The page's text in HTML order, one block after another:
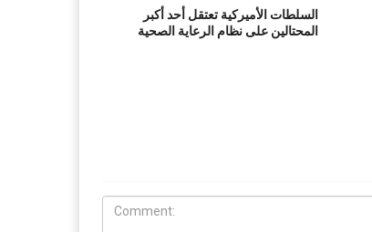
السلطات الأميركية تعتقل أحد أكبر
المحتالين على نظام الرعاية الصحية